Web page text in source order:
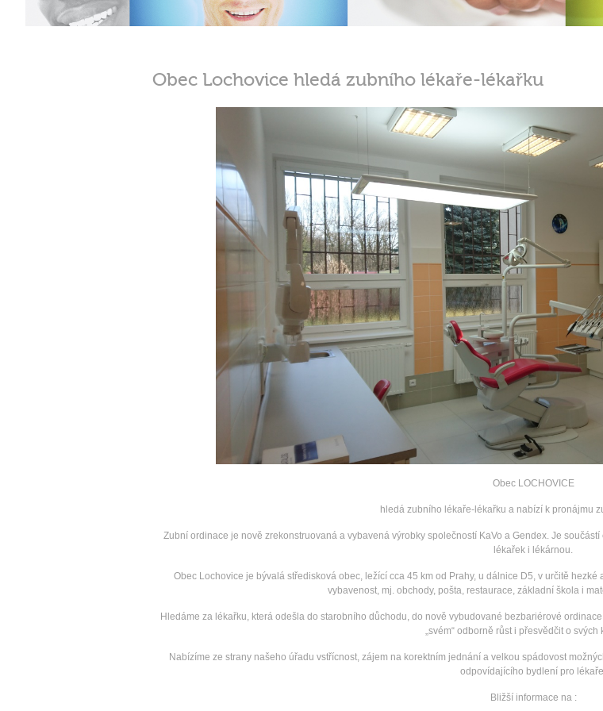
Obec Lochovice hledá zubního lékaře-lékařku
Obec LOCHOVICE
hledá zubního lékaře-lékařku a nabízí k pronájmu
Zubní ordinace je nově zrekonstruovaná a vybavená výrobky společností KaVo a Gendex. Je
lékařek i lékárnou.
Obec Lochovice je bývalá středisková obec, ležící cca 45 km od Prahy, u dálnice D5, v určitě
vybavenost, mj. obchody, pošta, restaurace, základní škola i
Hledáme za lékařku, která odešla do starobního důchodu, do nově vybudované bezbariérové
„svém“ odborně růst i přesvědčit o svých
Nabízíme ze strany našeho úřadu vstřícnost, zájem na korektním jednání a velkou spádovost
odpovídajícího bydlení pro
Bližší informace na :